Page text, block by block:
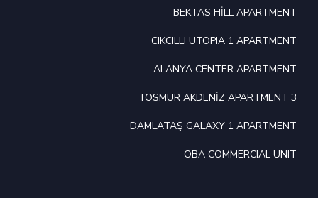
BEKTAS HİLL APARTMENT
CIKCILLI UTOPIA 1 APARTMENT
ALANYA CENTER APARTMENT
TOSMUR AKDENİZ APARTMENT 3
DAMLATAŞ GALAXY 1 APARTMENT
OBA COMMERCIAL UNIT